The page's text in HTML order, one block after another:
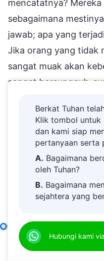
mencatatnya?
sebagaimana
jawab; apa yang
Jika orang yang tidak
sangat muak akan
sangat bersungguh-
satu-satunya pastilah
rutinitas dengan
untuk benar-benar
mereka membaca
yang mereka rasakan
keindahan Tuhan,
kenormalan, dan
Berkat Tuhan
Klik tombol untuk
dan kami siap
pertanyaan serta
A. Bagaimana
oleh Tuhan?
B. Bagaimana
sejahtera yang
D.
dekat kepada
E.Bagaimana
Hubungi kami